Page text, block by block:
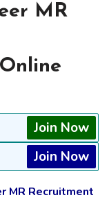
MR
Join Now
Join Now
MR Recruitment